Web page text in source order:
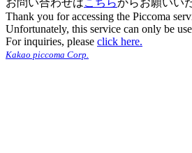
Thank you for accessing the Piccoma
Unfortunately, this service can only be
For inquiries, please click here.
Kakao piccoma Corp.